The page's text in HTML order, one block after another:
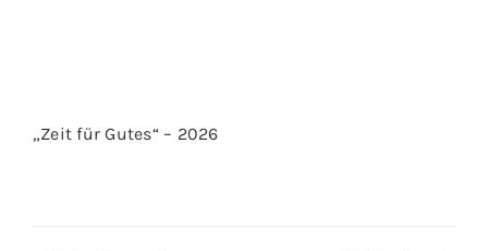
„Zeit für Gutes“ – 2026